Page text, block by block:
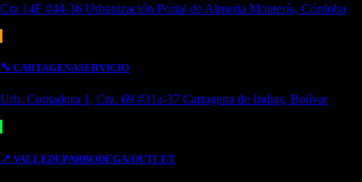
Cra 14F #44-36 Urbanización Portal de Almeria Montería, Córdoba
🔧 CARTAGENASERVICIO
Urb. Contadora 1, Cra. 69 #31a-37 Cartagena de Indias, Bolívar
📍 VALLEDUPARBODEGA/OUTLET